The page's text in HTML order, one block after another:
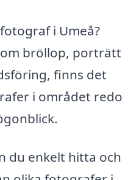
i Umeå?
bröllop, porträtt
finns det
i området redo
du enkelt hitta och